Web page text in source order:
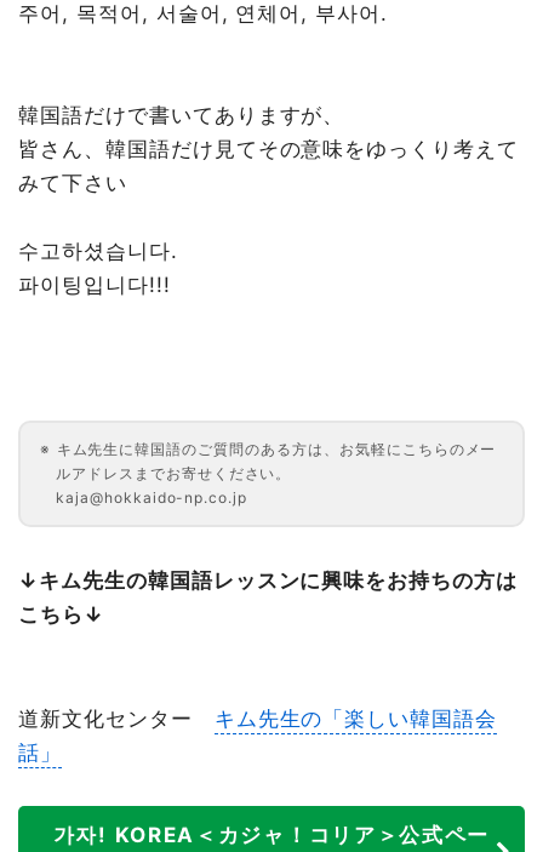
주어, 목적어, 서술어, 연체어, 부사어.
韓国語だけで書いてありますが、
皆さん、韓国語だけ見てその意味をゆっくり考えて
みて下さい
수고하셨습니다.
파이팅입니다!!!
キム先生に韓国語のご質問のある方は、お気軽にこちらのメー
ルアドレスまでお寄せください。
kaja@hokkaido-np.co.jp
↓キム先生の韓国語レッスンに興味をお持ちの方は
こちら↓
道新文化センター キム先生の「楽しい韓国語会
話」
가자! KOREA＜カジャ！コリア＞公式ペー